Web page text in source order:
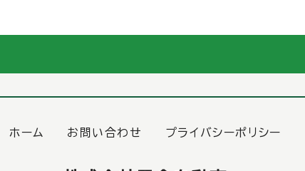
ホーム お問い合わせ プライバシーポリシー